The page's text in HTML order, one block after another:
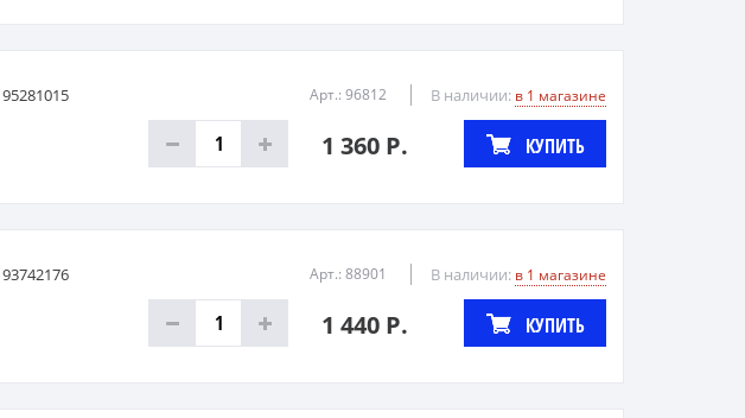
95281015 Арт.: 96812 В наличии: в 1 магазине
1 360 Р. КУПИТЬ
93742176 Арт.: 88901 В наличии: в 1 магазине
1 440 Р. КУПИТЬ